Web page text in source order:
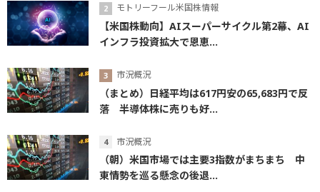
モトリーフール米国株情報
【米国株動向】AIスーパーサイクル第2幕、AI
インフラ投資拡大で恩恵...
市況概況
（まとめ）日経平均は617円安の65,683円で反
落 半導体株に売りも好...
市況概況
（朝）米国市場では主要3指数がまちまち 中
東情勢を巡る懸念の後退...